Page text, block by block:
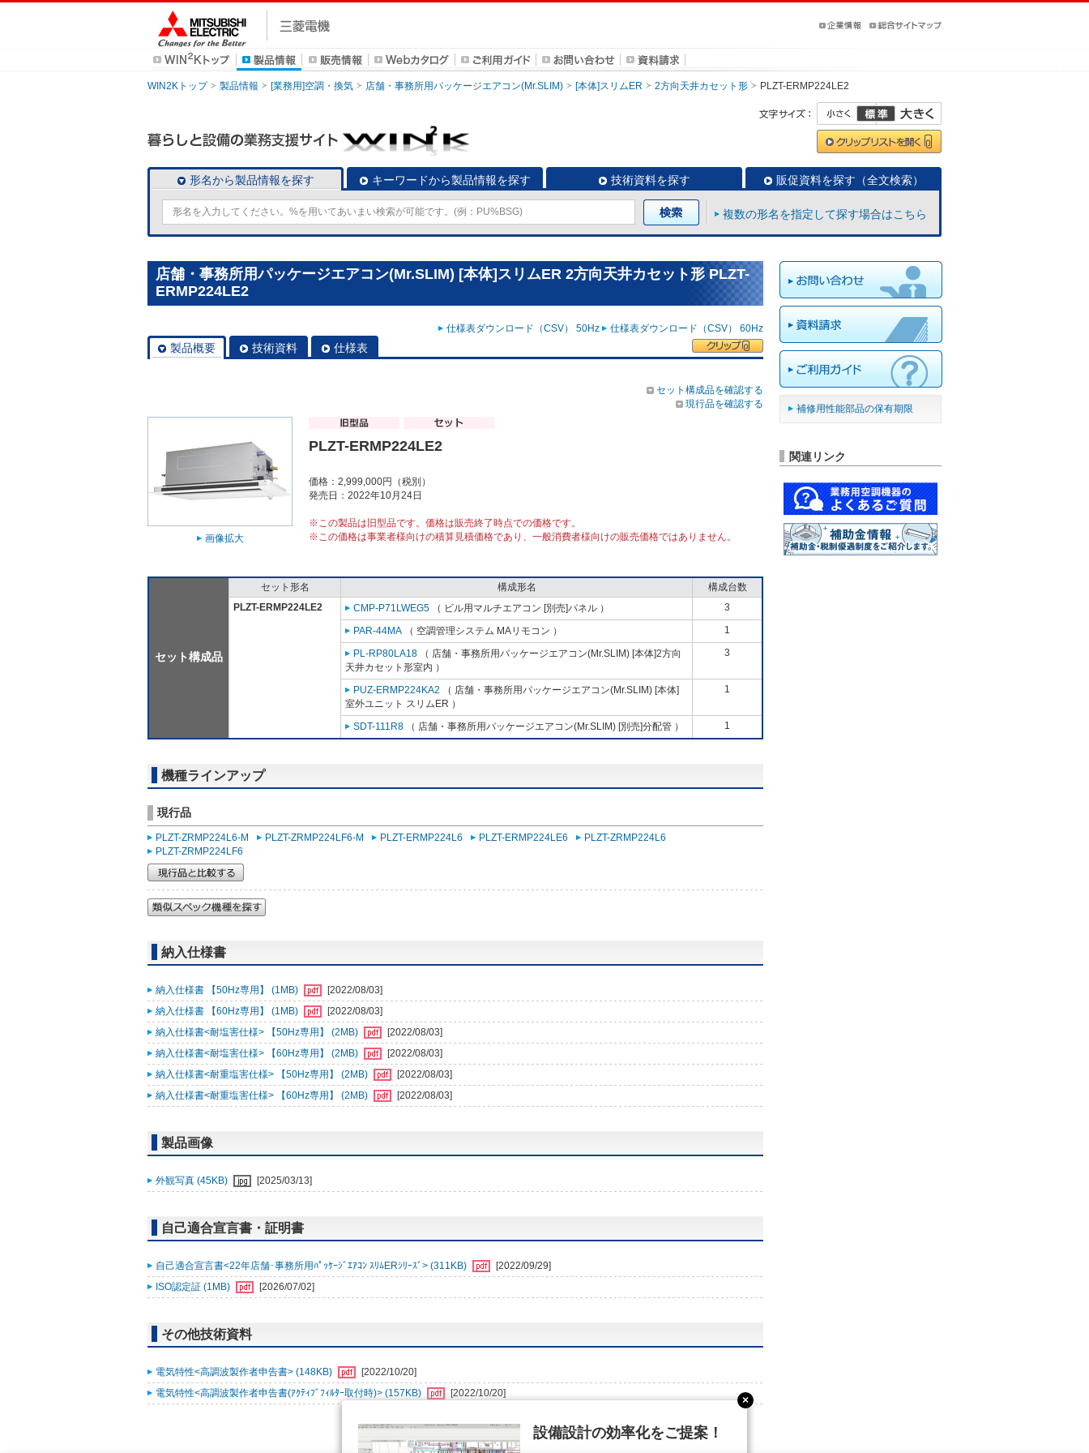
WIN2Kトップ 製品情報 [業務用]空調・換気 店舗・事務所用パッケージエアコン(Mr.SLIM) [本体]スリムER 2方向天井カセット形 PLZT-ERMP224LE2
形名から製品情報を探す キーワードから製品情報を探す 技術資料を探す 販促資料を探す（全文検索）
複数の形名を指定して探す場合はこちら
店舗・事務所用パッケージエアコン(Mr.SLIM) [本体]スリムER 2方向天井カセット形 PLZT-
ERMP224LE2
仕様表ダウンロード（CSV） 50Hz 仕様表ダウンロード（CSV） 60Hz
製品概要 技術資料 仕様表
セット構成品を確認する
現行品を確認する
画像拡大
PLZT-ERMP224LE2
価格：2,999,000円（税別）
発売日：2022年10月24日
※この製品は旧型品です。価格は販売終了時点での価格です。
※この価格は事業者様向けの積算見積価格であり、一般消費者様向けの販売価格ではありません。
セット構成品
セット形名 構成形名
構成台数
PLZT-ERMP224LE2
CMP-P71LWEG5 （ ビル用マルチエアコン [別売]パネル ） 3
PAR-44MA （ 空調管理システム MAリモコン ） 1
PL-RP80LA18 （ 店舗・事務所用パッケージエアコン(Mr.SLIM) [本体]2方向
天井カセット形室内 ）
3
PUZ-ERMP224KA2 （ 店舗・事務所用パッケージエアコン(Mr.SLIM) [本体]
室外ユニット スリムER ）
1
SDT-111R8 （ 店舗・事務所用パッケージエアコン(Mr.SLIM) [別売]分配管 ） 1
機種ラインアップ
現行品
PLZT-ZRMP224L6-M PLZT-ZRMP224LF6-M PLZT-ERMP224L6 PLZT-ERMP224LE6
PLZT-ZRMP224L6
PLZT-ZRMP224LF6
納入仕様書
納入仕様書 【50Hz専用】 (1MB)
[2022/08/03]
納入仕様書 【60Hz専用】 (1MB)
[2022/08/03]
納入仕様書<耐塩害仕様> 【50Hz専用】 (2MB)
[2022/08/03]
納入仕様書<耐塩害仕様> 【60Hz専用】 (2MB)
[2022/08/03]
納入仕様書<耐重塩害仕様> 【50Hz専用】 (2MB)
[2022/08/03]
納入仕様書<耐重塩害仕様> 【60Hz専用】 (2MB)
[2022/08/03]
製品画像
外観写真 (45KB) [2025/03/13]
自己適合宣言書・証明書
自己適合宣言書<22年店舗･事務所用ﾊﾟｯｹｰｼﾞｴｱｺﾝ ｽﾘﾑERｼﾘｰｽﾞ> (311KB)
[2022/09/29]
ISO認定証 (1MB)
[2026/07/02]
その他技術資料
電気特性<高調波製作者申告書> (148KB)
[2022/10/20]
電気特性<高調波製作者申告書(ｱｸﾃｨﾌﾞﾌｨﾙﾀｰ取付時)> (157KB)
[2022/10/20]
補修用性能部品の保有期限
関連リンク
設備設計の効率化をご提案！